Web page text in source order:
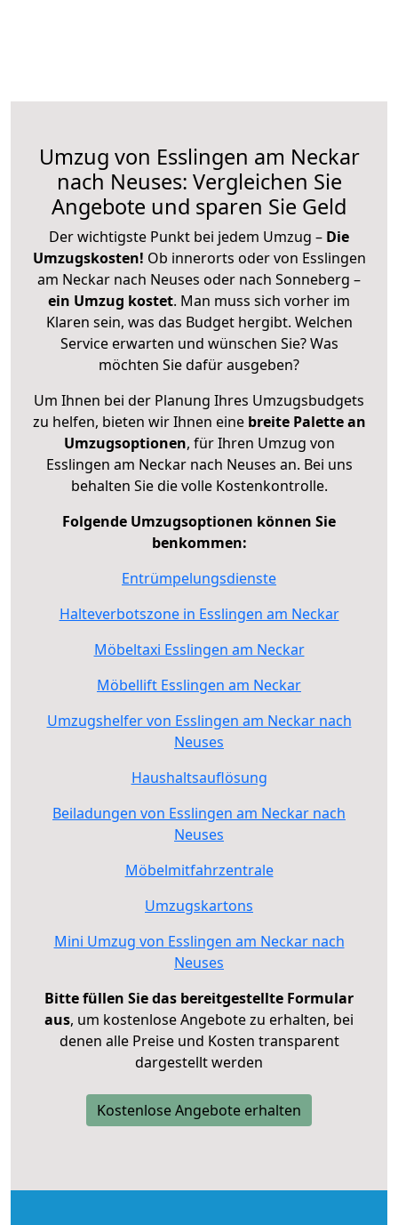
Umzug von Esslingen am Neckar
nach Neuses: Vergleichen Sie
Angebote und sparen Sie Geld
Der wichtigste Punkt bei jedem Umzug – Die
Umzugskosten! Ob innerorts oder von Esslingen
am Neckar nach Neuses oder nach Sonneberg –
ein Umzug kostet. Man muss sich vorher im
Klaren sein, was das Budget hergibt. Welchen
Service erwarten und wünschen Sie? Was
möchten Sie dafür ausgeben?
Um Ihnen bei der Planung Ihres Umzugsbudgets
zu helfen, bieten wir Ihnen eine breite Palette an
Umzugsoptionen, für Ihren Umzug von
Esslingen am Neckar nach Neuses an. Bei uns
behalten Sie die volle Kostenkontrolle.
Folgende Umzugsoptionen können Sie
benkommen:
Entrümpelungsdienste
Halteverbotszone in Esslingen am Neckar
Möbeltaxi Esslingen am Neckar
Möbellift Esslingen am Neckar
Umzugshelfer von Esslingen am Neckar nach
Neuses
Haushaltsauflösung
Beiladungen von Esslingen am Neckar nach
Neuses
Möbelmitfahrzentrale
Umzugskartons
Mini Umzug von Esslingen am Neckar nach
Neuses
Bitte füllen Sie das bereitgestellte Formular
aus, um kostenlose Angebote zu erhalten, bei
denen alle Preise und Kosten transparent
dargestellt werden
Kostenlose Angebote erhalten